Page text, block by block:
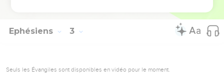
Ephésiens 3
Seuls les Évangiles sont disponibles en vidéo pour le moment.